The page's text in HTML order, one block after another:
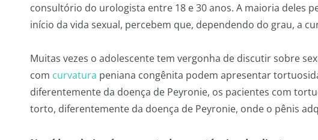
consultório do urologista entre 18 e 30 anos. A maioria deles
início da vida sexual, percebem que, dependendo do grau, a
Muitas vezes o adolescente tem vergonha de discutir sobre
com curvatura peniana congênita podem apresentar
diferentemente da doença de Peyronie, os pacientes com
torto, diferentemente da doença de Peyronie, onde o pênis